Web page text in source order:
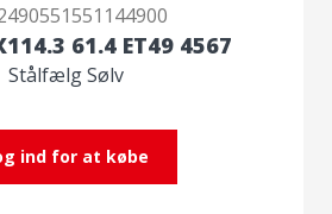
61.4 ET49 4567
Stålfælg Sølv
ind for at købe